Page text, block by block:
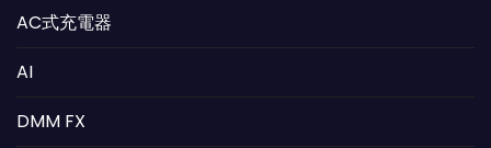
AC式充電器
AI
DMM FX